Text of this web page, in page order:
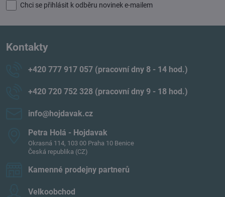
Chci se přihlásit k odběru novinek e-mailem
Kontakty
+420 777 917 057 (pracovní dny 8 - 14 hod​.)
+420 720 752 328 (pracovní dny 9 - 18 hod​.)
info​@hojdavak​.cz
Petra Holá - Hojdavak
Okrasná 114, 103 00 Praha 10 Benice
Česká republika (CZ)
Kamenné prodejny partnerů
Velkoobchod